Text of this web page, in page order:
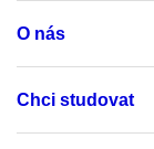
O nás
Chci studovat